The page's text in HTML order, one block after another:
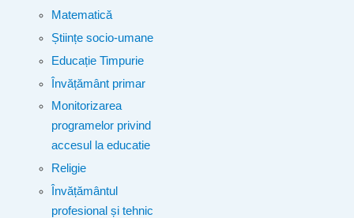
Matematică
Științe socio-umane
Educație Timpurie
Învățământ primar
Monitorizarea
programelor privind
accesul la educatie
Religie
Învățământul
profesional și tehnic